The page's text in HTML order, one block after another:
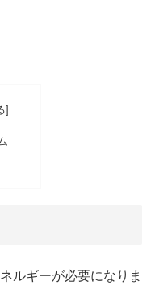
ルギーが必要になりま